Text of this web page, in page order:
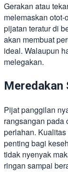
Gerakan atau
melemaskan
pijatan teratur di
akan membuat
ideal. Walaupun
melegakan.
Meredakan
Pijat panggilan
rangsangan pada
perlahan.
penting bagi
tidak nyenyak
ringan sampai